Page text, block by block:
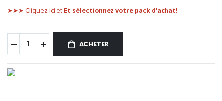
➤➤➤ Cliquez ici et Et sélectionnez votre pack d'achat!
ACHETER